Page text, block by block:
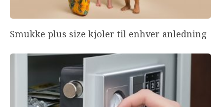
Smukke plus size kjoler til enhver anledning